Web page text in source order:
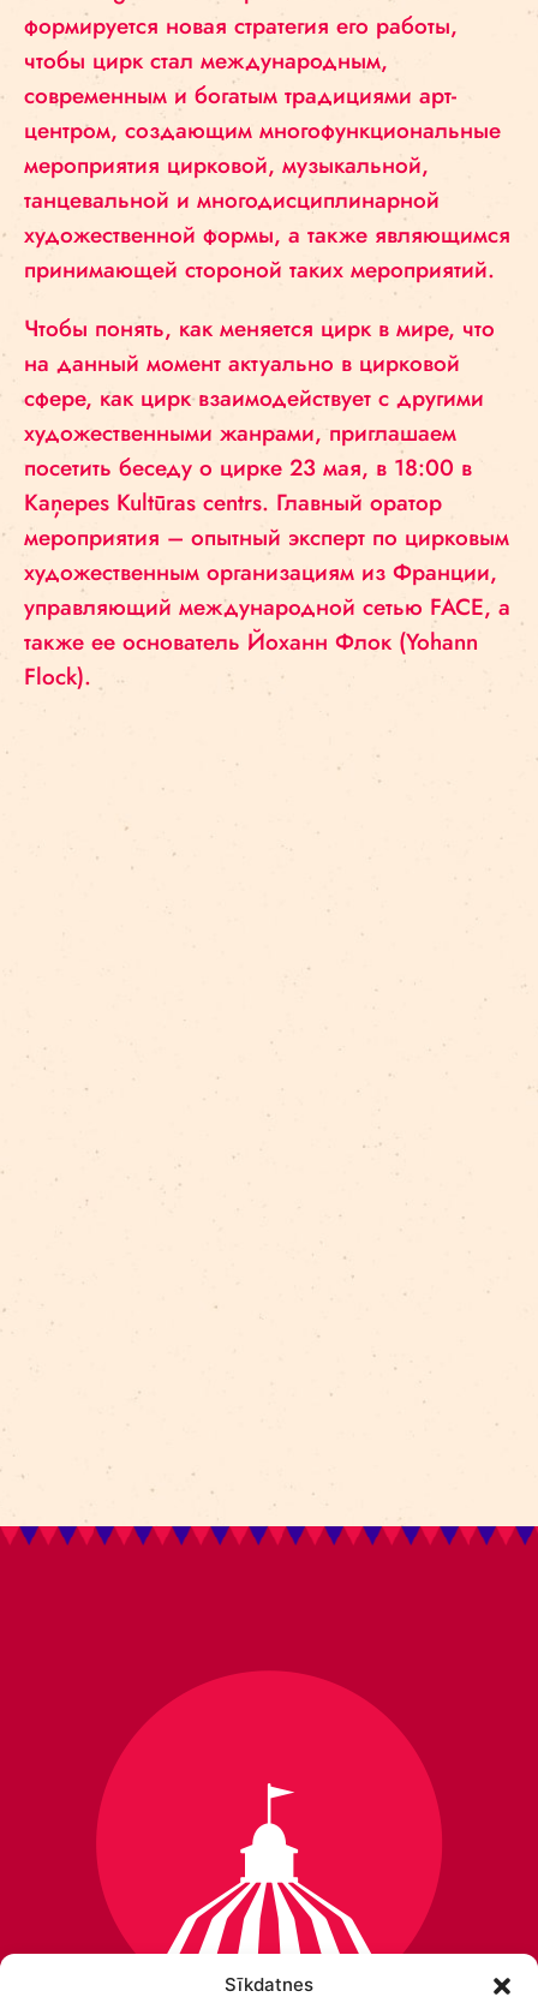
Sīkdatnes
формируется новая стратегия его работы,
чтобы цирк стал международным,
современным и богатым традициями арт-
центром, создающим многофункциональные
мероприятия цирковой, музыкальной,
танцевальной и многодисциплинарной
художественной формы, а также являющимся
принимающей стороной таких мероприятий.
Чтобы понять, как меняется цирк в мире, что
на данный момент актуально в цирковой
сфере, как цирк взаимодействует с другими
художественными жанрами, приглашаем
посетить беседу о цирке 23 мая, в 18:00 в
Kaņepes Kultūras centrs. Главный оратор
мероприятия – опытный эксперт по цирковым
художественным организациям из Франции,
управляющий международной сетью FACE, а
также ее основатель Йоханн Флок (Yohann
Flock).